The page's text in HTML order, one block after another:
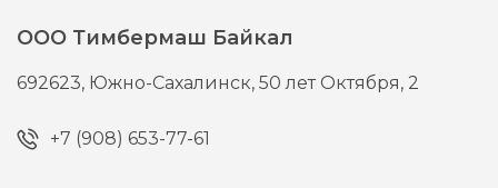
ООО Тимбермаш Байкал
692623, Южно-Сахалинск,50 лет Октября, 2
+7 (908) 653-77-61